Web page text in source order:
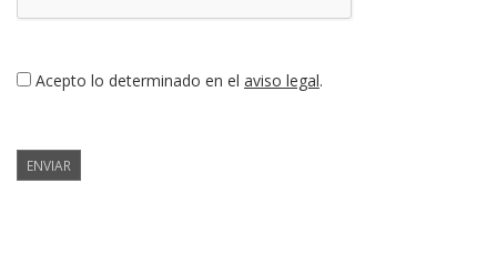
Acepto lo determinado en el aviso legal.
ENVIAR